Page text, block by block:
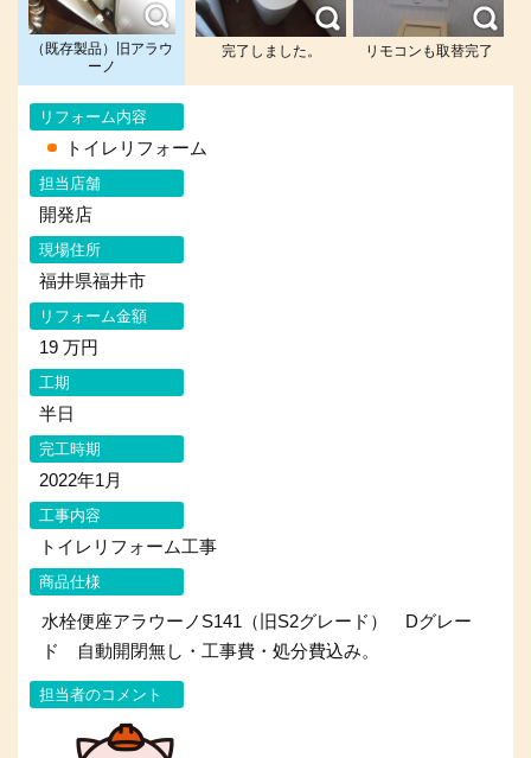
（既存製品）旧アラウ
ーノ
完了しました。 リモコンも取替完了
リフォーム内容
トイレリフォーム
担当店舗
開発店
現場住所
福井県福井市
リフォーム金額
19 万円
工期
半日
完工時期
2022年1月
工事内容
トイレリフォーム工事
商品仕様
水栓便座アラウーノS141（旧S2グレード） Dグレー
ド 自動開閉無し・工事費・処分費込み。
担当者のコメント